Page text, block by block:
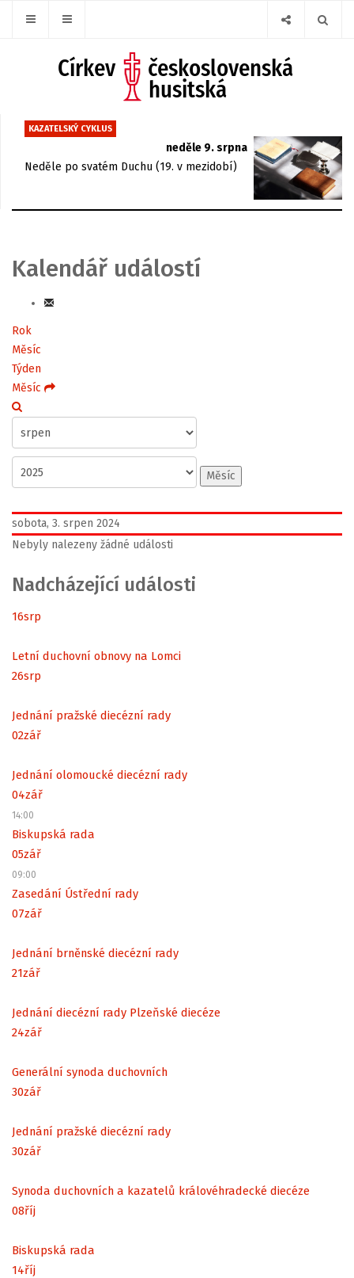
KAZATELSKÝ CYKLUS
neděle 9. srpna
Neděle po svatém Duchu (19. v mezidobí)
Kalendář událostí
Rok
Měsíc
Týden
Měsíc
Měsíc
sobota, 3. srpen 2024
Nebyly nalezeny žádné události
Nadcházející události
16srp
Letní duchovní obnovy na Lomci
26srp
Jednání pražské diecézní rady
02zář
Jednání olomoucké diecézní rady
04zář
14:00
Biskupská rada
05zář
09:00
Zasedání Ústřední rady
07zář
Jednání brněnské diecézní rady
21zář
Jednání diecézní rady Plzeňské diecéze
24zář
Generální synoda duchovních
30zář
Jednání pražské diecézní rady
30zář
Synoda duchovních a kazatelů královéhradecké diecéze
08říj
Biskupská rada
14říj